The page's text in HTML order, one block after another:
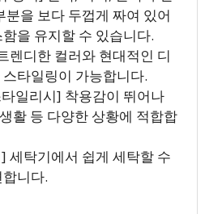
분을 보다 두껍게 짜여 있어
을 유지할 수 있습니다.
렌디한 컬러와 현대적인 디
타일링이 가능합니다.
일리시] 착용감이 뛰어나
활 등 다양한 상황에 적합합
세탁기에서 쉽게 세탁할 수
니다.